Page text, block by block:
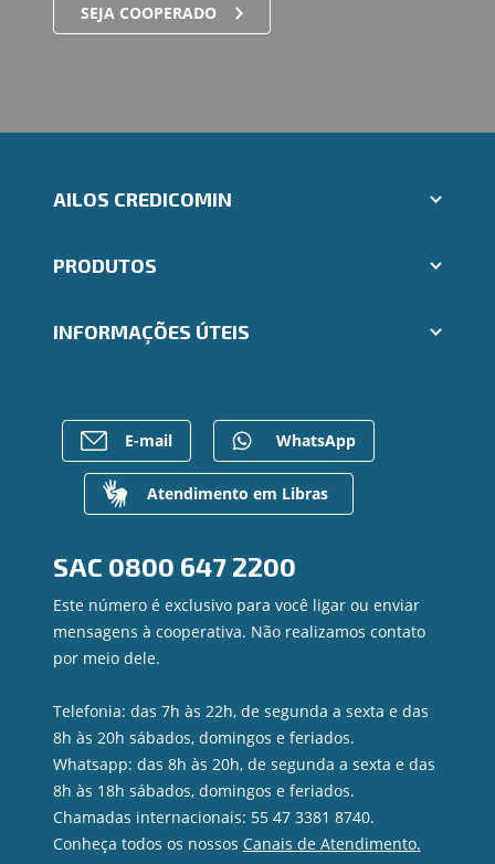
SEJA COOPERADO
AILOS CREDICOMIN
Indique um amigo
Trabalhe Conosco
Ailos Educação
Mapa do site
Gerenciar Cookies
PRODUTOS
Consórcios
Previdência
Para empresas
INFORMAÇÕES ÚTEIS
Caixa Eletrônico
Regularização de dívidas
Valores a Receber
Contato
Ouvidoria
E-mail WhatsApp
Atendimento em Libras
SAC 0800 647 2200
Este número é exclusivo para você ligar ou enviar
mensagens à cooperativa. Não realizamos contato
por meio dele.
Telefonia: das 7h às 22h, de segunda a sexta e das
8h às 20h sábados, domingos e feriados.
Whatsapp: das 8h às 20h, de segunda a sexta e das
8h às 18h sábados, domingos e feriados.
Chamadas internacionais: 55 47 3381 8740.
Conheça todos os nossos Canais de Atendimento.